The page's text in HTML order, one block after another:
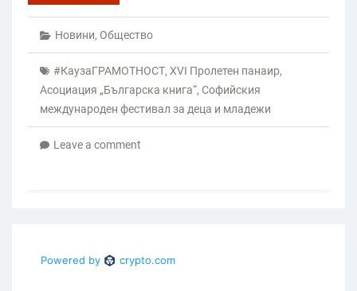
Новини, Общество
#КаузаГРАМОТНОСТ, XVI Пролетен панаир,
Асоциация „Българска книга“, Софийския
международен фестивал за деца и младежи
Leave a comment